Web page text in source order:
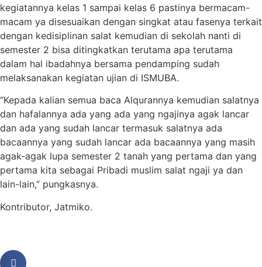
kegiatannya kelas 1 sampai kelas 6 pastinya bermacam-
macam ya disesuaikan dengan singkat atau fasenya terkait
dengan kedisiplinan salat kemudian di sekolah nanti di
semester 2 bisa ditingkatkan terutama apa terutama
dalam hal ibadahnya bersama pendamping sudah
melaksanakan kegiatan ujian di ISMUBA.
“Kepada kalian semua baca Alqurannya kemudian salatnya
dan hafalannya ada yang ada yang ngajinya agak lancar
dan ada yang sudah lancar termasuk salatnya ada
bacaannya yang sudah lancar ada bacaannya yang masih
agak-agak lupa semester 2 tanah yang pertama dan yang
pertama kita sebagai Pribadi muslim salat ngaji ya dan
lain-lain,” pungkasnya.
Kontributor, Jatmiko.